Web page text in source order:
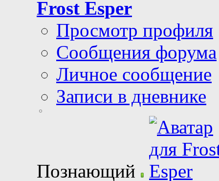
Frost Esper
Просмотр профиля
Сообщения форума
Личное сообщение
Записи в дневнике
Познающий